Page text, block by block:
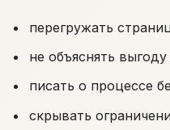
перегружать
не объяснять
писать о процессе
скрывать